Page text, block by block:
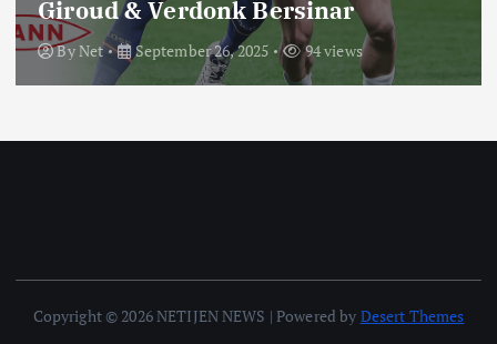
Giroud & Verdonk Bersinar
ByNet September 26, 2025 94 views
Copyright © 2026 NETIJEN NEWS | Powered by Desert Themes